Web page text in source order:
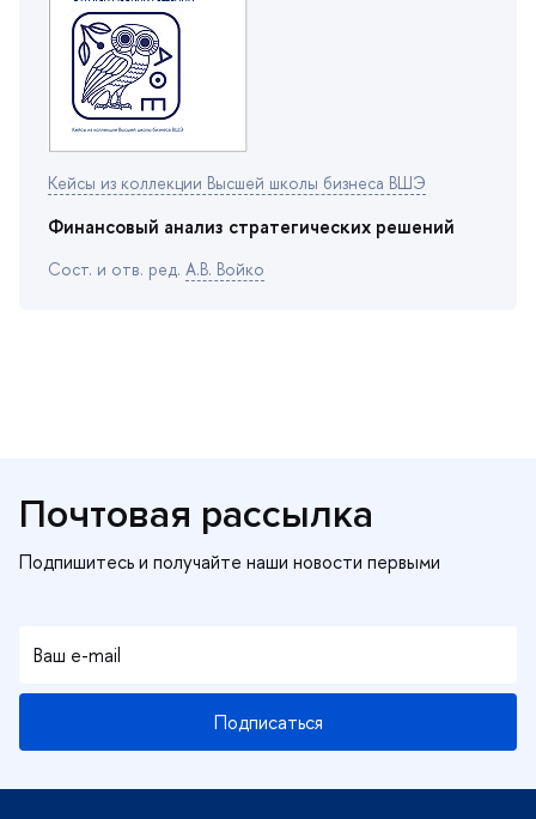
Кейсы из коллекции Высшей школы бизнеса ВШЭ
Финансовый анализ стратегических решений
Сост. и отв. ред. А.В. Войко
Почтовая рассылка
Подписаться